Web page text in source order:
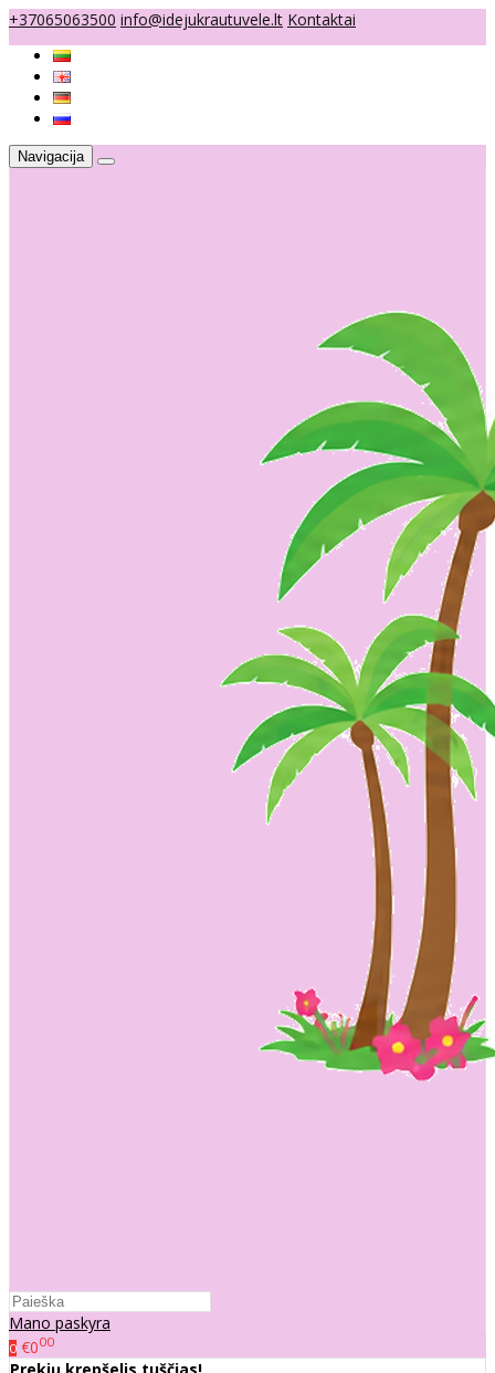
+37065063500 info@idejukrautuvele.lt Kontaktai
Navigacija
Mano paskyra
0 €000
Prekių krepšelis tuščias!